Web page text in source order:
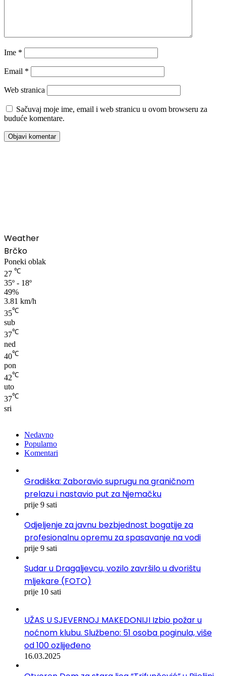
Ime *
Email *
Web stranica
Sačuvaj moje ime, email i web stranicu u ovom browseru za
buduće komentare.
Weather
Brčko
Poneki oblak
27 ℃
35º - 18º
49%
3.81 km/h
35℃
sub
37℃
ned
40℃
pon
42℃
uto
37℃
sri
Nedavno
Popularno
Komentari
Gradiška: Zaboravio suprugu na graničnom
prelazu i nastavio put za Njemačku
prije 9 sati
Odjeljenje za javnu bezbjednost bogatije za
profesionalnu opremu za spasavanje na vodi
prije 9 sati
Sudar u Dragaljevcu, vozilo završilo u dvorištu
mljekare (FOTO)
prije 10 sati
UŽAS U SJEVERNOJ MAKEDONIJI Izbio požar u
noćnom klubu. Službeno: 51 osoba poginula, više
od 100 ozlijeđeno
16.03.2025